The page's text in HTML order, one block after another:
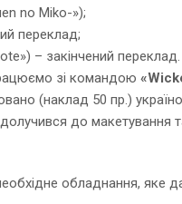
no Miko-»);
переклад;
– закінчений переклад.
зі командою
(наклад 50 пр.)
до макетування
обладнання, яке